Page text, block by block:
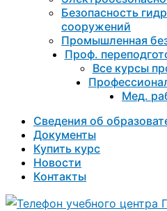
Безопасность
сооружений
Промышленная
Проф.
Все курсы
Мед.
Сведения об
Документы
Купить курс
Новости
Контакты